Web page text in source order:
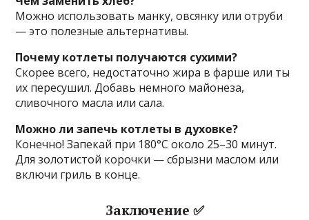
Можно использовать манку, овсянку или отруби
— это полезные альтернативы.
Почему котлеты получаются сухими?
Скорее всего, недостаточно жира в фарше или ты
их пересушил. Добавь немного майонеза,
сливочного масла или сала.
Можно ли запечь котлеты в духовке?
Конечно! Запекай при 180°C около 25–30 минут.
Для золотистой корочки — сбрызни маслом или
включи гриль в конце.
Заключение ✅